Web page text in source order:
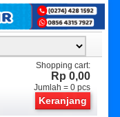
Shopping cart:
Rp 0,00
Jumlah =0 pcs
Keranjang